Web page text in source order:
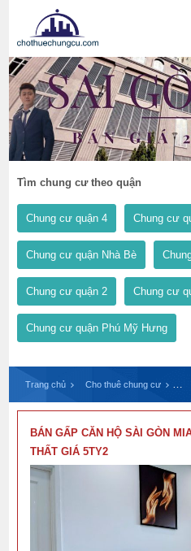
Tìm chung cư theo quận
Chung cư quận 4 Chung cư
Chung cư quận Nhà Bè
Chung cư quận 2 Chung cư
Chung cư quận Phú Mỹ Hưng
Trang chủ Cho thuê chung cư
BÁN GẤP CĂN HỘ SÀI GÒN
THẤT GIÁ 5TY2